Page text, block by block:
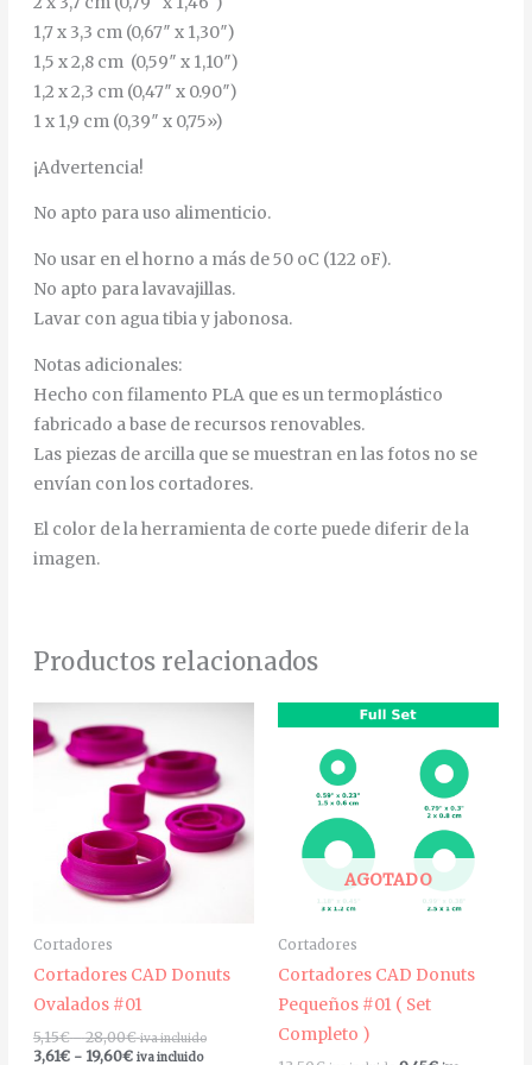
1,7 x 3,3 cm (0,67″ x 1,30″)
1,5 x 2,8 cm (0,59″ x 1,10″)
1,2 x 2,3 cm (0,47″ x 0.90″)
1 x 1,9 cm (0,39″ x 0,75»)
¡Advertencia!
No apto para uso alimenticio.
No usar en el horno a más de 50 oC (122 oF).
No apto para lavavajillas.
Lavar con agua tibia y jabonosa.
Notas adicionales:
Hecho con filamento PLA que es un termoplástico
fabricado a base de recursos renovables.
Las piezas de arcilla que se muestran en las fotos no se
envían con los cortadores.
El color de la herramienta de corte puede diferir de la
imagen.
Productos relacionados
Cortadores
Cortadores CAD Donuts
Ovalados #01
5,15€ - 28,00€
de
precios:
desde
5,15€
hasta
28,00€
iva incluido
3,61€ - 19,60€
de
precios:
desde
3,61€
hasta
19,60€
iva incluido
múltiples
variantes.
opciones
pueden
elegir
AGOTADO
Cortadores
Cortadores CAD Donuts
Pequeños #01 ( Set
Completo )